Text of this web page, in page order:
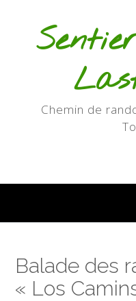
Chemin de
Balade des
« Los